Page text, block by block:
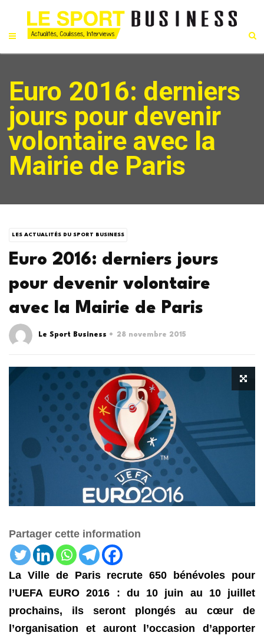
Euro 2016: derniers
jours pour devenir
volontaire avec la
Mairie de Paris
LES ACTUALITÉS DU SPORT BUSINESS
Euro 2016: derniers jours
pour devenir volontaire
avec la Mairie de Paris
Le Sport Business 28 novembre 2015
Partager cette information
La Ville de Paris recrute 650 bénévoles pour
l’UEFA EURO 2016 : du 10 juin au 10 juillet
prochains, ils seront plongés au cœur de
l’organisation et auront l’occasion d’apporter